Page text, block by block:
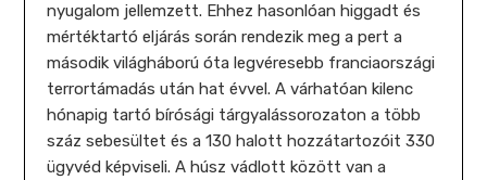
nyugalom jellemzett. Ehhez hasonlóan higgadt és
mértéktartó eljárás során rendezik meg a pert a
második világháború óta legvéresebb franciaországi
terrortámadás után hat évvel. A várhatóan kilenc
hónapig tartó bírósági tárgyalássorozaton a több
száz sebesültet és a 130 halott hozzátartozóit 330
ügyvéd képviseli. A húsz vádlott között van a